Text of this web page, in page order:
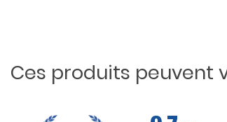
Ces produits peuvent